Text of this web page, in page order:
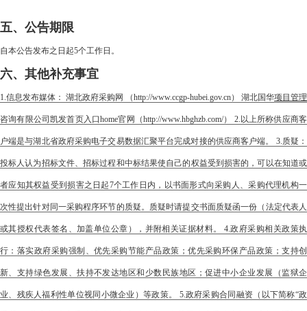
五、公告期限
自本公告发布之日起5个工作日。
六、其他补充事宜
1.信息发布媒体： 湖北政府采购网 （http://www.ccgp-hubei.gov.cn） 湖北国华项目管理
咨询有限公司凯发首页入口home官网（http://www.hbghzb.com/） 2.以上所称供应商客
户端是与湖北省政府采购电子交易数据汇聚平台完成对接的供应商客户端。 3.质疑：
投标人认为招标文件、招标过程和中标结果使自己的权益受到损害的，可以在知道或
者应知其权益受到损害之日起7个工作日内，以书面形式向采购人、采购代理机构一
次性提出针对同一采购程序环节的质疑。质疑时请提交书面质疑函一份（法定代表人
或其授权代表签名、加盖单位公章），并附相关证据材料。 4.政府采购相关政策执
行：落实政府采购强制、优先采购节能产品政策；优先采购环保产品政策；支持创
新、支持绿色发展、扶持不发达地区和少数民族地区；促进中小企业发展（监狱企
业、残疾人福利性单位视同小微企业）等政策。 5.政府采购合同融资（以下简称“政